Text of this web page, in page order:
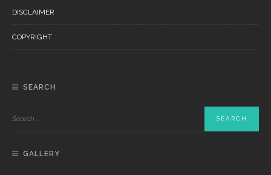
DISCLAIMER
COPYRIGHT
SEARCH
GALLERY